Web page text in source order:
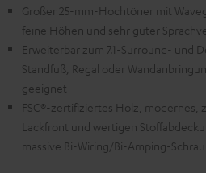
Großer 25-mm-Hochtöner mit
feine Höhen und sehr guter
Erweiterbar zum 7.1-Surround- und
Standfuß, Regal oder
geeignet
FSC®-zertifiziertes Holz, modernes,
Lackfront und wertigen
massive Bi-Wiring/Bi-Amping-